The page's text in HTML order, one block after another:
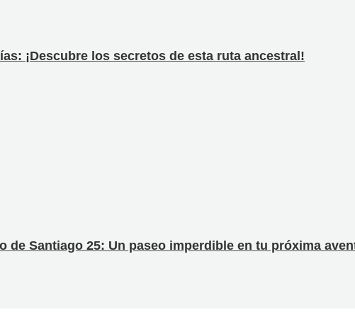
¡Descubre los secretos de esta ruta ancestral!
de Santiago 25: Un paseo imperdible en tu próxima